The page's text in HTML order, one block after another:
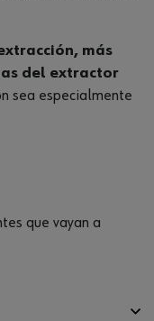
más
del extractor
sea especialmente
que vayan a